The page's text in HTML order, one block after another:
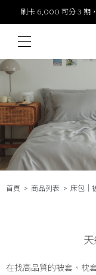
NEW！激涼
# 保潔墊
首頁 商品列表 床包│
在找高品質的被套、枕